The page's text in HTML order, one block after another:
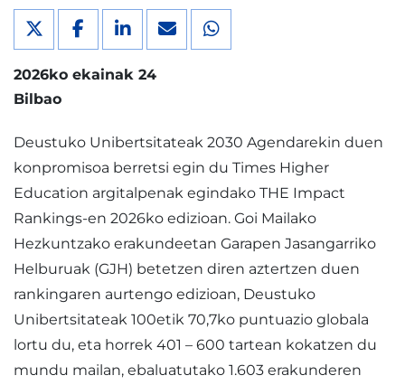
2026ko ekainak 24
Bilbao
Deustuko Unibertsitateak 2030 Agendarekin duen
konpromisoa berretsi egin du Times Higher
Education argitalpenak egindako THE Impact
Rankings-en 2026ko edizioan. Goi Mailako
Hezkuntzako erakundeetan Garapen Jasangarriko
Helburuak (GJH) betetzen diren aztertzen duen
rankingaren aurtengo edizioan, Deustuko
Unibertsitateak 100etik 70,7ko puntuazio globala
lortu du, eta horrek 401 – 600 tartean kokatzen du
mundu mailan, ebaluatutako 1.603 erakunderen